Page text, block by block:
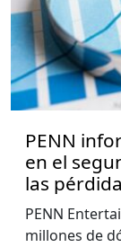
PENN
en el
las
PENN
millones de